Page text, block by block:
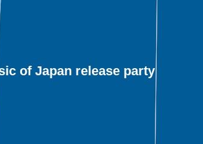
of Japan release party